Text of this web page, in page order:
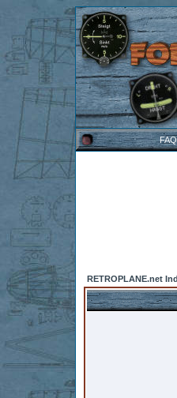
FAQ
RETROPLANE.net